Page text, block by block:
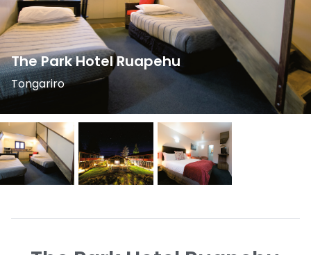
The Park Hotel Ruapehu
Tongariro